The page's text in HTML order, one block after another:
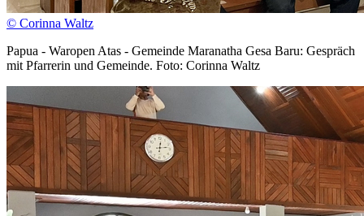
© Corinna Waltz
Papua - Waropen Atas - Gemeinde Maranatha Gesa Baru: Gespräch
mit Pfarrerin und Gemeinde. Foto: Corinna Waltz